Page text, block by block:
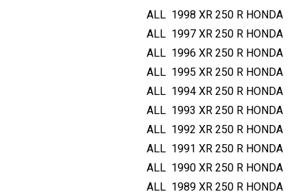
HONDA
XR 250 R
1998
ALL
HONDA
XR 250 R
1997
ALL
HONDA
XR 250 R
1996
ALL
HONDA
XR 250 R
1995
ALL
HONDA
XR 250 R
1994
ALL
HONDA
XR 250 R
1993
ALL
HONDA
XR 250 R
1992
ALL
HONDA
XR 250 R
1991
ALL
HONDA
XR 250 R
1990
ALL
HONDA
XR 250 R
1989
ALL